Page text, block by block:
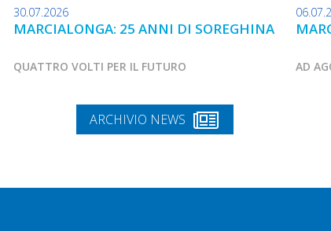
30.07.2026
MARCIALONGA: 25 ANNI DI SOREGHINA
QUATTRO VOLTI PER IL FUTURO AD
ARCHIVIO NEWS